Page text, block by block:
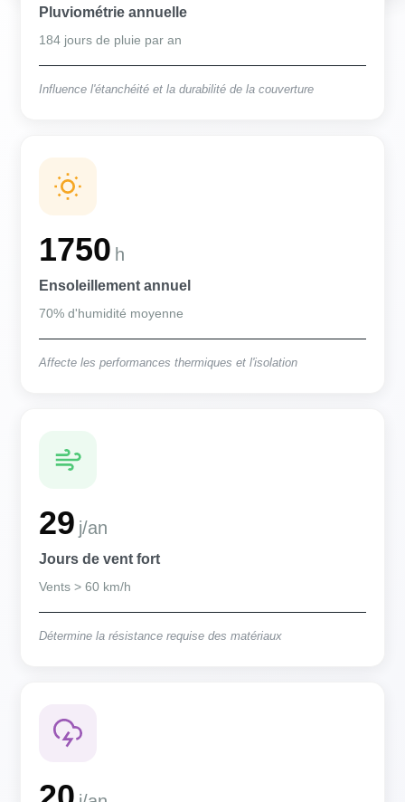
Pluviométrie annuelle
184 jours de pluie par an
Influence l'étanchéité et la durabilité de la couverture
1750 h
Ensoleillement annuel
70% d'humidité moyenne
Affecte les performances thermiques et l'isolation
29 j/an
Jours de vent fort
Vents > 60 km/h
Détermine la résistance requise des matériaux